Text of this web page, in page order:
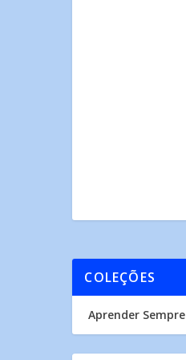
COLEÇÕES
Aprender Sempre